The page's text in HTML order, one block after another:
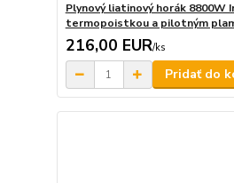
Plynový liatinový horák 8800W
termopoistkou a pilotným
216,00 EUR/ks
Pridať do